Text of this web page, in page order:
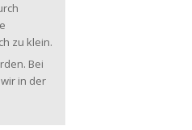
zu klein.
Bei
in der